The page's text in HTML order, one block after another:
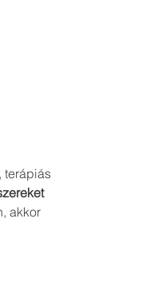
terápiás
akkor